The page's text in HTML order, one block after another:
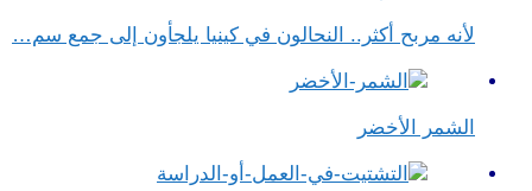
لأنه مربح أكثر.. النحالون في كينيا يلجأون إلى جمع سم…
الشمر الأخضر